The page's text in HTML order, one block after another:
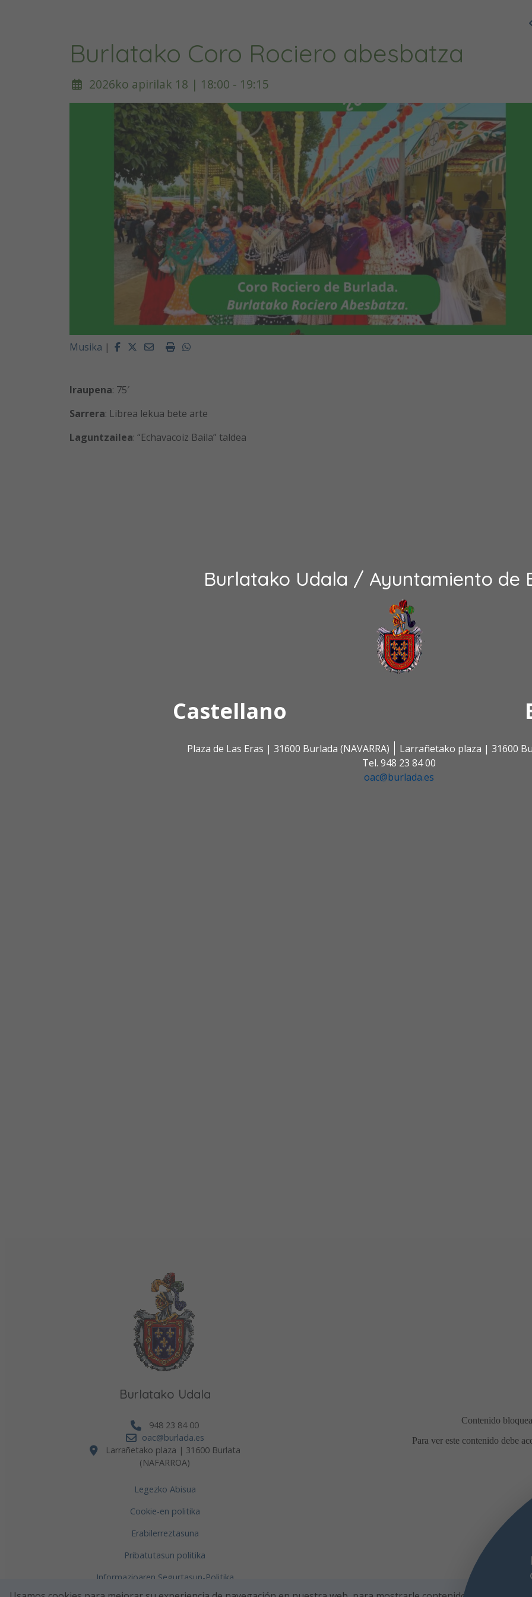
Burlatako Udala / Ayuntamiento de
Castellano
Plaza de Las Eras | 31600 Burlada (NAVARRA)
Larrañetako plaza | 31600
Tel. 948 23 84 00
oac@burlada.es
Burlada recuerda las condiciones para la
celebración de comidas en la calle, con el
Burlatako Coro Rociero abesbatza
2026ko apirilak 18 | 18:00 - 19:15
Musika | FacebookTwitterEmailImprimirWhatsapp
Iraupena: 75′
Sarrera: Librea lekua bete arte
Laguntzailea: “Echavacoiz Baila” taldea
Burlatako Udala
948 23 84 00
oac@burlada.es
Larrañetako plaza | 31600 Burlata
(NAFARROA)
Legezko Abisua
Cookie-en politika
Erabilerreztasuna
Pribatutasun politika
Informazioaren Segurtasun-Politika